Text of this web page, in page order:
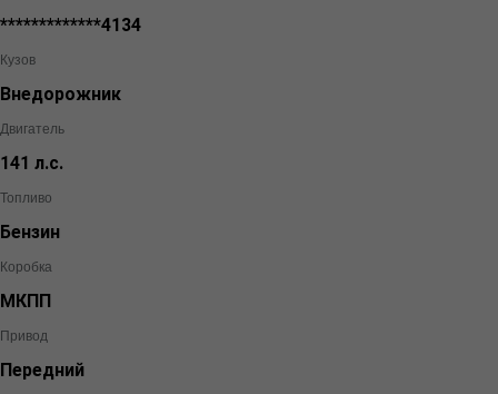
*************4134
Кузов
Внедорожник
Двигатель
141 л.с.
Топливо
Бензин
Коробка
МКПП
Привод
Передний